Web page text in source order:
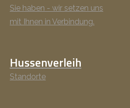
Sie haben - wir setzen uns
mit Ihnen in Verbindung.
Hussenverleih
Standorte